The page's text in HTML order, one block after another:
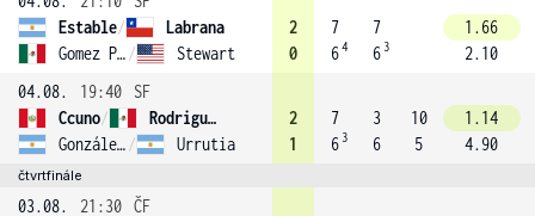
Estable/
Labrana
Gomez Pezuela Cano / Stewart
2
0
7
64
7
6 3
1.66
2.10
04.08.
19:40
SF
Ccuno/
Rodriguez (2)
González Daniele / Urrutia
2
1
7
6 3
3
6
10
5
1.14
4.90
čtvrtfinále
03.08. 21:30 ČF